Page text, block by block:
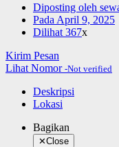
Diposting oleh
Pada April 9, 2025
Dilihat 367x
Kirim Pesan
Lihat Nomor -Not verified
Deskripsi
Lokasi
Bagikan
✕Close